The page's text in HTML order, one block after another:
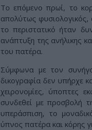
Το επόμενο πρωί, το
απολύτως φυσιολογικός,
το περιστατικό ήταν
ανάπτυξη της ανήλικης
του πατέρα.
Σύμφωνα με τον
δικογραφία δεν υπήρχε
χειρονομίες, ύποπτες
συνδεθεί με προσβολή
υπεράσπιση, το
ύπνος πατέρα και κόρης